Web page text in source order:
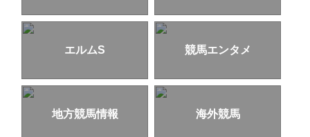
エルムS 競馬エンタメ
地方競馬情報 海外競馬